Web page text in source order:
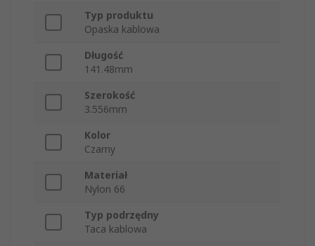
Typ produktu
Opaska kablowa
Długość
141.48mm
Szerokość
3.556mm
Kolor
Czarny
Materiał
Nylon 66
Typ podrzędny
Taca kablowa